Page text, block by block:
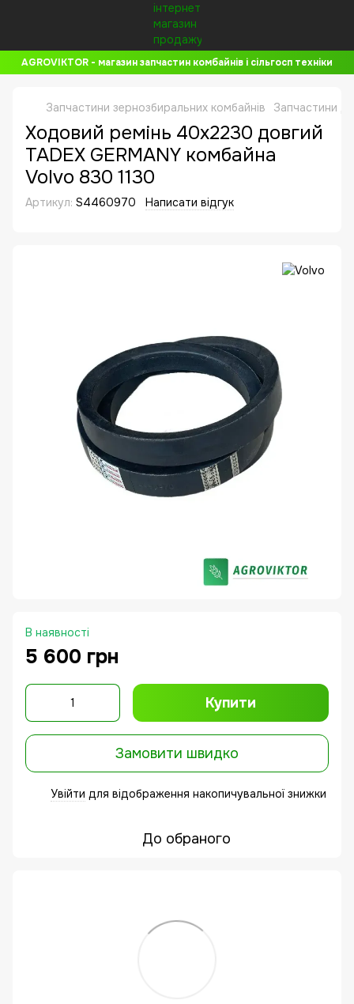
AGROVIKTOR - магазин запчастин комбайнів і сільгосп техніки
Запчастини зернозбиральних комбайнів Запчастини
Ходовий ремінь 40x2230 довгий
TADEX GERMANY комбайна
Volvo 830 1130
Артикул: S4460970 Написати відгук
В наявності
5 600 грн
Купити
Замовити швидко
Увійти для відображення накопичувальної знижки
До обраного